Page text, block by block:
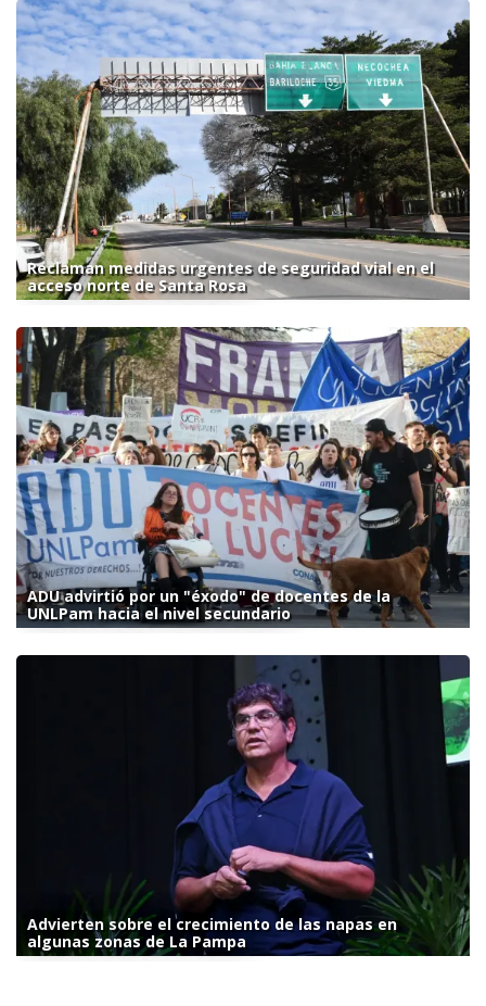
Reclaman medidas urgentes de seguridad vial en el
acceso norte de Santa Rosa
ADU advirtió por un "éxodo" de docentes de la
UNLPam hacia el nivel secundario
Advierten sobre el crecimiento de las napas en
algunas zonas de La Pampa